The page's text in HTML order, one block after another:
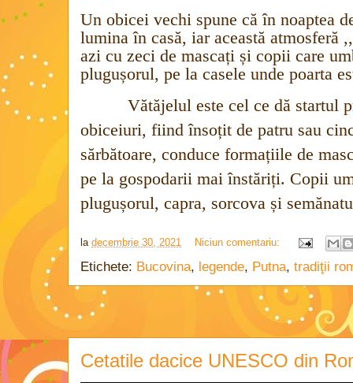
Un obicei vechi spune că în noaptea
lumina în casă, iar această atmosferă
azi cu zeci de mascați și copii care
plugușorul, pe la casele unde poarta
Vătăjelul este cel ce dă startul
obiceiuri, fiind însoțit de patru sau
sărbătoare, conduce formațiile de
pe la gospodarii mai înstăriți. Copii
plugușorul, capra, sorcova și
la decembrie 30, 2021 Niciun comentariu:
Etichete: Bucovina, legende, Putna, tradiţii
Cetatile dacice UNESCO din